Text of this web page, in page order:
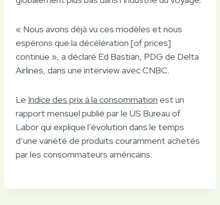
« Nous avons déjà vu ces modèles et nous
espérons que la décélération [of prices]
continue », a déclaré Ed Bastian, PDG de Delta
Airlines, dans une interview avec CNBC.
Le Indice des prix à la consommation est un
rapport mensuel publié par le US Bureau of
Labor qui explique l’évolution dans le temps
d’une variété de produits couramment achetés
par les consommateurs américains.